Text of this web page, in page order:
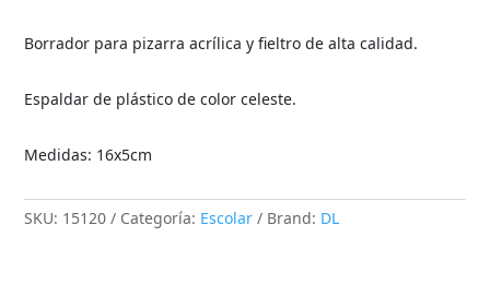
Borrador para pizarra acrílica y fieltro de alta calidad.
Espaldar de plástico de color celeste.
Medidas: 16x5cm
SKU: 15120 Categoría: Escolar Brand: DL